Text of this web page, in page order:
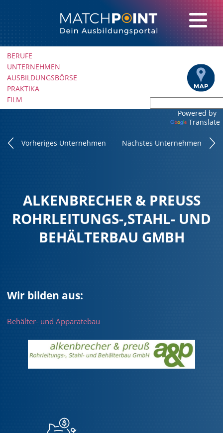
überspringen
BERUFE
UNTERNEHMEN
AUSBILDUNGSBÖRSE
PRAKTIKA
FILM
Powered by
Translate
Vorheriges Unternehmen Nächstes Unternehmen
ALKENBRECHER & PREUSS R
OHRLEITUNGS-,STAHL- UND B
EHÄLTERBAU GMBH
Wir bilden aus:
Behälter- und Apparatebau